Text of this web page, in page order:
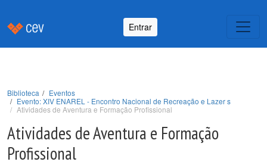
Entrar
Biblioteca
Eventos
Evento: XIV ENAREL - Encontro Nacional de Recreação e Lazer s
Atividades de Aventura e Formação Profissional
Atividades de Aventura e Formação
Profissional